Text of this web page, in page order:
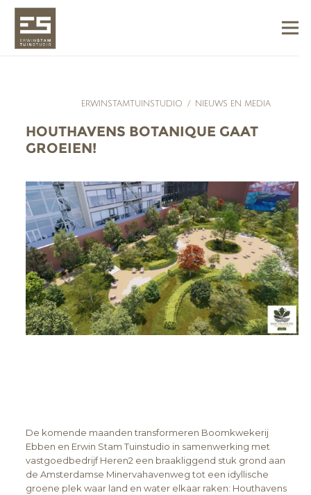
ERWINSTAMTUINSTUDIO / NIEUWS EN MEDIA
HOUTHAVENS BOTANIQUE GAAT
GROEIEN!
De komende maanden transformeren Boomkwekerij
Ebben en Erwin Stam Tuinstudio in samenwerking met
vastgoedbedrijf Heren2 een braakliggend stuk grond aan
de Amsterdamse Minervahavenweg tot een idyllische
groene plek waar land en water elkaar raken: Houthavens